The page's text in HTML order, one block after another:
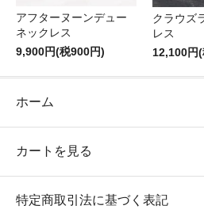
アフターヌーンデュー
ネックレス
9,900円(税900円)
クラウズ
レス
12,100円
ホーム
カートを見る
特定商取引法に基づく表記